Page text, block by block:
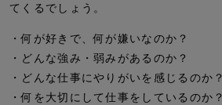
てくるでしょう。
・何が好きで、何が嫌いなのか？
・どんな強み・弱みがあるのか？
・どんな仕事にやりがいを感じるのか？
・何を大切にして仕事をしているのか？